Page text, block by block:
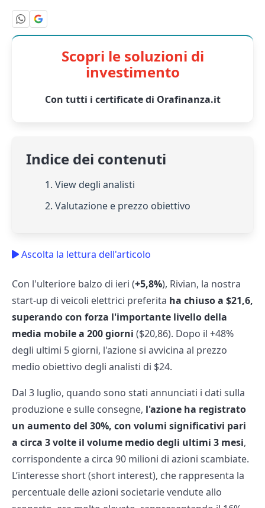
Scopri le soluzioni di
investimento
Con tutti i certificate di Orafinanza.it
Indice dei contenuti
1. View degli analisti
2. Valutazione e prezzo obiettivo
Ascolta la lettura dell'articolo
Con l'ulteriore balzo di ieri (+5,8%), Rivian, la nostra
start-up di veicoli elettrici preferita ha chiuso a $21,6,
superando con forza l'importante livello della
media mobile a 200 giorni ($20,86). Dopo il +48%
degli ultimi 5 giorni, l'azione si avvicina al prezzo
medio obiettivo degli analisti di $24.
Dal 3 luglio, quando sono stati annunciati i dati sulla
produzione e sulle consegne, l'azione ha registrato
un aumento del 30%, con volumi significativi pari
a circa 3 volte il volume medio degli ultimi 3 mesi,
corrispondente a circa 90 milioni di azioni scambiate.
L’interesse short (short interest), che rappresenta la
percentuale delle azioni societarie vendute allo